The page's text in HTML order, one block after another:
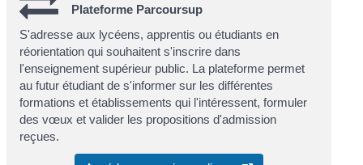
Plateforme Parcoursup
S'adresse aux lycéens, apprentis ou étudiants en
réorientation qui souhaitent s'inscrire dans
l'enseignement supérieur public. La plateforme permet
au futur étudiant de s'informer sur les différentes
formations et établissements qui l'intéressent, formuler
des vœux et valider les propositions d'admission
reçues.